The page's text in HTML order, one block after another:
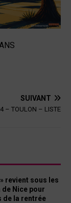
SUIVANT
– TOULON – LISTE
revient sous les
Nice pour
de la rentrée